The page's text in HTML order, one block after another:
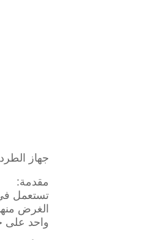
جهاز
مقدمة:
تستعمل
الغرض
واحد على